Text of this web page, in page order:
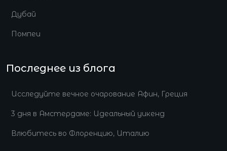
Дубай
Помпеи
Последнее из блога
Исследуйте вечное очарование Афин, Греция
3 дня в Амстердаме: Идеальный уикенд
Влюбитесь во Флоренцию, Италию